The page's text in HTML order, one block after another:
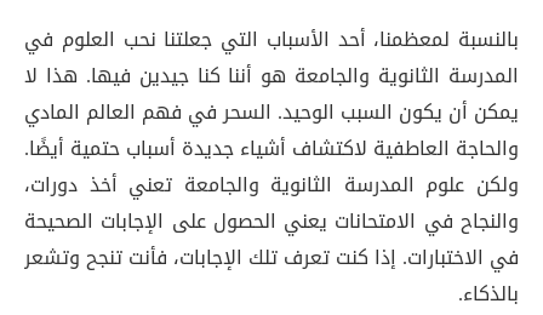
بالنسبة لمعظمنا، أحد الأسباب التي جعلتنا نحب العلوم في
المدرسة الثانوية والجامعة هو أننا كنا جيدين فيها. هذا لا
يمكن أن يكون السبب الوحيد. السحر في فهم العالم المادي
والحاجة العاطفية لاكتشاف أشياء جديدة أسباب حتمية أيضًا.
ولكن علوم المدرسة الثانوية والجامعة تعني أخذ دورات،
والنجاح في الامتحانات يعني الحصول على الإجابات الصحيحة
في الاختبارات. إذا كنت تعرف تلك الإجابات، فأنت تنجح وتشعر
بالذكاء.